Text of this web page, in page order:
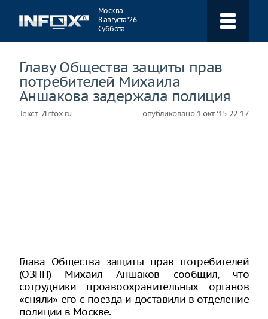
Москва
8 августа ‘26
Суббота
Главу Общества защиты прав
потребителей Михаила
Аншакова задержала полиция
Текст: /Infox.ru опубликовано 1 окт. ‘15 22:17
Глава Общества защиты прав потребителей
(ОЗПП) Михаил Аншаков сообщил, что
сотрудники проавоохранительных органов
«сняли» его с поезда и доставили в отделение
полиции в Москве.